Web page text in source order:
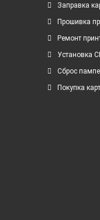
Заправка
Прошивка
Ремонт
Установка
Сброс
Покупка